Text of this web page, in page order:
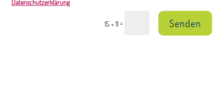
Datenschutzerklärung
15 + 11= Senden